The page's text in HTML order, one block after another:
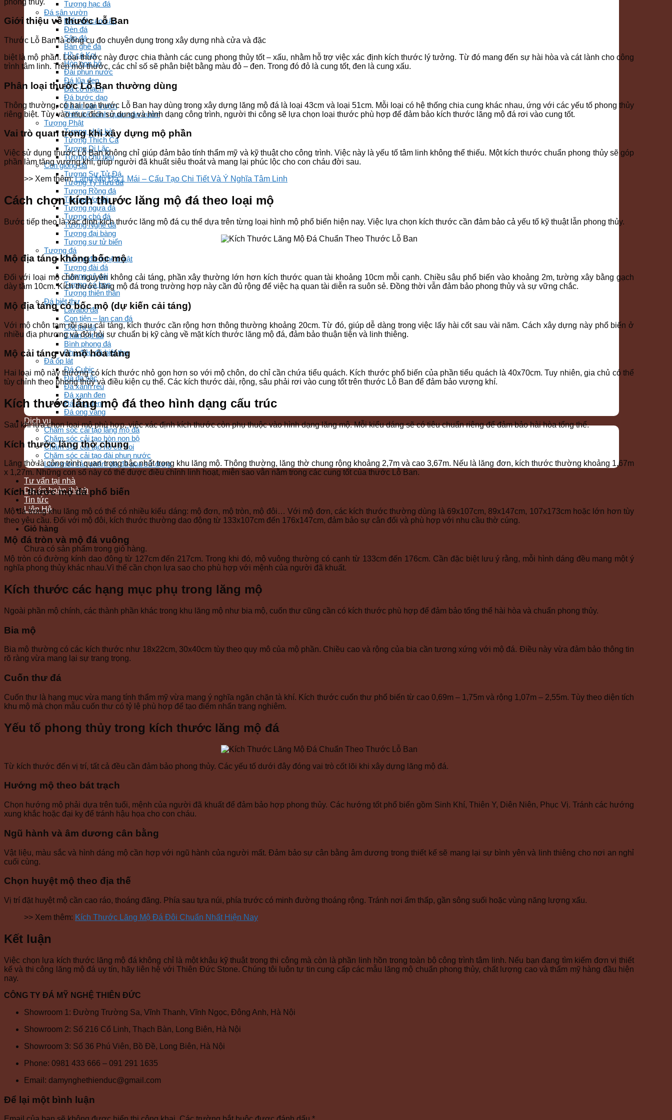
Tượng hạc đá
Đá sân vườn
Biển đá cao cấp
Đèn đá
Sập đá
Bàn ghế đá
Hồ cá Koi
Hòn non bộ
Đài phun nước
Đá lũa đen
Đá cổ thạch
Đá bước dạo
Đá lát sân vườn
Thiết kế cảnh quan sân vườn
Tượng Phật
Tượng phật bà
Tượng Thích Ca
Tượng Di Lặc
Tượng chú tiểu
Con giống đá
Tượng Sư Tử Đá
Tượng Tỳ Hưu đá
Tượng Rồng đá
Tượng Voi đá
Tượng ngựa đá
Tượng chó đá
Tượng Nghê đá
Tượng đại bàng
Tượng sư tử biển
Tượng đá
Tượng đá nghệ thuật
Tượng đài đá
Tượng cô gái
Tượng cá heo
Tượng thiên thần
Đá biệt thự
Lavabo đá
Con tiện – lan can đá
Cột trụ đá
Chân cột đá
Bình phong đá
Phù điêu đá biệt thự
Đá ốp lát
Đá Cubic
Đá đa sắc
Đá xanh rêu
Đá xanh đen
Đá ong đen
Đá ong vàng
Dịch vụ
Chăm sóc cải tạo lăng mộ đá
Chăm sóc cải tạo hòn non bộ
Chăm sóc cải tạo hồ cá Koi
Chăm sóc cải tạo đài phun nước
Làm mới sản phẩm đá đã qua sử dụng
Tư vấn tại nhà
Dự án hoàn thành
Tin tức
Liên Hệ
Giỏ hàng
Chưa có sản phẩm trong giỏ hàng.
Giới thiệu về thước Lỗ Ban
Thước Lỗ Ban là công cụ đo chuyên dụng trong xây dựng nhà cửa và đặc
biệt là mộ phần. Loại thước này được chia thành các cung phong thủy tốt – xấu, nhằm hỗ trợ việc xác định kích thước lý tưởng. Từ đó mang đến sự hài hòa và cát lành cho công
trình tâm linh. Trên mỗi thước, các chỉ số sẽ phân biệt bằng màu đỏ – đen. Trong đó đỏ là cung tốt, đen là cung xấu.
Phân loại thước Lỗ Ban thường dùng
Thông thường, có hai loại thước Lỗ Ban hay dùng trong xây dựng lăng mộ đá là loại 43cm và loại 51cm. Mỗi loại có hệ thống chia cung khác nhau, ứng với các yếu tố phong thủy
riêng biệt. Tùy vào mục đích sử dụng và hình dạng công trình, người thi công sẽ lựa chọn loại thước phù hợp để đảm bảo kích thước lăng mộ đá rơi vào cung tốt.
Vai trò quan trọng khi xây dựng mộ phần
Việc sử dụng thước Lỗ Ban không chỉ giúp đảm bảo tính thẩm mỹ và kỹ thuật cho công trình. Việc này là yếu tố tâm linh không thể thiếu. Một kích thước chuẩn phong thủy sẽ góp
phần làm tăng vượng khí, giúp người đã khuất siêu thoát và mang lại phúc lộc cho con cháu đời sau.
>> Xem thêm:Lăng Mộ Đá 1 Mái – Cấu Tạo Chi Tiết Và Ý Nghĩa Tâm Linh
Cách chọn kích thước lăng mộ đá theo loại mộ
Bước tiếp theo là xác định kích thước lăng mộ đá cụ thể dựa trên từng loại hình mộ phổ biến hiện nay. Việc lựa chọn kích thước cần đảm bảo cả yếu tố kỹ thuật lẫn phong thủy.
Mộ địa táng không bốc mộ
Đối với loại mộ chôn nguyên không cải táng, phần xây thường lớn hơn kích thước quan tài khoảng 10cm mỗi cạnh. Chiều sâu phổ biến vào khoảng 2m, tường xây bằng gạch
dày tầm 10cm. Kích thước lăng mộ đá trong trường hợp này cần đủ rộng để việc hạ quan tài diễn ra suôn sẻ. Đồng thời vẫn đảm bảo phong thủy và sự vững chắc.
Mộ địa táng có bốc mộ (dự kiến cải táng)
Với mộ chôn tạm rồi sau cải táng, kích thước cần rộng hơn thông thường khoảng 20cm. Từ đó, giúp dễ dàng trong việc lấy hài cốt sau vài năm. Cách xây dựng này phổ biến ở
nhiều địa phương và đòi hỏi sự chuẩn bị kỹ càng về mặt kích thước lăng mộ đá, đảm bảo thuận tiện và linh thiêng.
Mộ cải táng và mộ hỏa táng
Hai loại mộ này thường có kích thước nhỏ gọn hơn so với mộ chôn, do chỉ cần chứa tiểu quách. Kích thước phổ biến của phần tiểu quách là 40x70cm. Tuy nhiên, gia chủ có thể
tùy chỉnh theo phong thủy và điều kiện cụ thể. Các kích thước dài, rộng, sâu phải rơi vào cung tốt trên thước Lỗ Ban để đảm bảo vượng khí.
Kích thước lăng mộ đá theo hình dạng cấu trúc
Sau khi lựa chọn loại mộ phù hợp, việc xác định kích thước còn phụ thuộc vào hình dạng lăng mộ. Mỗi kiểu dáng sẽ có tiêu chuẩn riêng để đảm bảo hài hòa tổng thể.
Kích thước lăng thờ chung
Lăng thờ là công trình quan trọng bậc nhất trong khu lăng mộ. Thông thường, lăng thờ chung rộng khoảng 2,7m và cao 3,67m. Nếu là lăng đơn, kích thước thường khoảng 1,67m
x 1,27m. Những con số này có thể được điều chỉnh linh hoạt, miễn sao vẫn nằm trong các cung tốt của thước Lỗ Ban.
Kích thước mộ đá phổ biến
Mộ đá trong khu lăng mộ có thể có nhiều kiểu dáng: mộ đơn, mộ tròn, mộ đôi… Với mộ đơn, các kích thước thường dùng là 69x107cm, 89x147cm, 107x173cm hoặc lớn hơn tùy
theo yêu cầu. Đối với mộ đôi, kích thước thường dao động từ 133x107cm đến 176x147cm, đảm bảo sự cân đối và phù hợp với nhu cầu thờ cúng.
Mộ đá tròn và mộ đá vuông
Mộ tròn có đường kính dao động từ 127cm đến 217cm. Trong khi đó, mộ vuông thường có cạnh từ 133cm đến 176cm. Cần đặc biệt lưu ý rằng, mỗi hình dáng đều mang một ý
nghĩa phong thủy khác nhau.Vì thế cần chọn lựa sao cho phù hợp với mệnh của người đã khuất.
Kích thước các hạng mục phụ trong lăng mộ
Ngoài phần mộ chính, các thành phần khác trong khu lăng mộ như bia mộ, cuốn thư cũng cần có kích thước phù hợp để đảm bảo tổng thể hài hòa và chuẩn phong thủy.
Bia mộ
Bia mộ thường có các kích thước như 18x22cm, 30x40cm tùy theo quy mô của mộ phần. Chiều cao và rộng của bia cần tương xứng với mộ đá. Điều này vừa đảm bảo thông tin
rõ ràng vừa mang lại sự trang trọng.
Cuốn thư đá
Cuốn thư là hạng mục vừa mang tính thẩm mỹ vừa mang ý nghĩa ngăn chặn tà khí. Kích thước cuốn thư phổ biến từ cao 0,69m – 1,75m và rộng 1,07m – 2,55m. Tùy theo diện tích
khu mộ mà chọn mẫu cuốn thư có tỷ lệ phù hợp để tạo điểm nhấn trang nghiêm.
Yếu tố phong thủy trong kích thước lăng mộ đá
Từ kích thước đến vị trí, tất cả đều cần đảm bảo phong thủy. Các yếu tố dưới đây đóng vai trò cốt lõi khi xây dựng lăng mộ đá.
Hướng mộ theo bát trạch
Chọn hướng mộ phải dựa trên tuổi, mệnh của người đã khuất để đảm bảo hợp phong thủy. Các hướng tốt phổ biến gồm Sinh Khí, Thiên Y, Diên Niên, Phục Vị. Tránh các hướng
xung khắc hoặc đại kỵ để tránh hậu họa cho con cháu.
Ngũ hành và âm dương cân bằng
Vật liệu, màu sắc và hình dáng mộ cần hợp với ngũ hành của người mất. Đảm bảo sự cân bằng âm dương trong thiết kế sẽ mang lại sự bình yên và linh thiêng cho nơi an nghỉ
cuối cùng.
Chọn huyệt mộ theo địa thế
Vị trí đặt huyệt mộ cần cao ráo, thoáng đãng. Phía sau tựa núi, phía trước có minh đường thoáng rộng. Tránh nơi ẩm thấp, gần sông suối hoặc vùng năng lượng xấu.
>> Xem thêm: Kích Thước Lăng Mộ Đá Đôi Chuẩn Nhất Hiện Nay
Kết luận
Việc chọn lựa kích thước lăng mộ đá không chỉ là một khâu kỹ thuật trong thi công mà còn là phần linh hồn trong toàn bộ công trình tâm linh. Nếu bạn đang tìm kiếm đơn vị thiết
kế và thi công lăng mộ đá uy tín, hãy liên hệ với Thiên Đức Stone. Chúng tôi luôn tự tin cung cấp các mẫu lăng mộ chuẩn phong thủy, chất lượng cao và thẩm mỹ hàng đầu hiện
nay.
CÔNG TY ĐÁ MỸ NGHỆ THIÊN ĐỨC
Showroom 1: Đường Trường Sa, Vĩnh Thanh, Vĩnh Ngọc, Đông Anh, Hà Nội
Showroom 2: Số 216 Cổ Linh, Thạch Bàn, Long Biên, Hà Nội
Showroom 3: Số 36 Phú Viên, Bồ Đề, Long Biên, Hà Nội
Phone: 0981 433 666 – 091 291 1635
Email: damynghethienduc@gmail.com
Để lại một bình luận